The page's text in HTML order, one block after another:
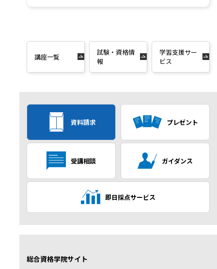
講座一覧
試験・資格情
報
学習支援サー
ビス
資料請求 プレゼント
受講相談 ガイダンス
即日採点サービス
総合資格学院サイト